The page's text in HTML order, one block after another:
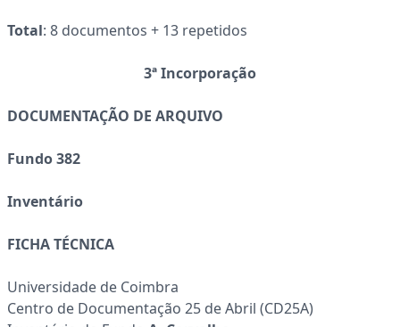
Total: 8 documentos + 13 repetidos
3ª Incorporação
DOCUMENTAÇÃO DE ARQUIVO
Fundo 382
Inventário
FICHA TÉCNICA
Universidade de Coimbra
Centro de Documentação 25 de Abril (CD25A)